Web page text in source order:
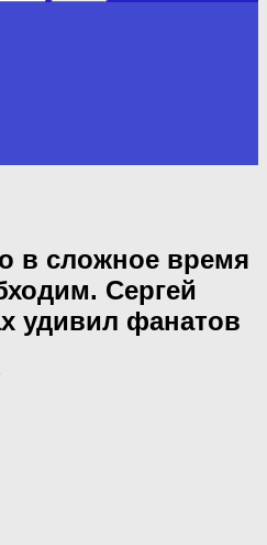
в сложное время
Сергей
удивил фанатов